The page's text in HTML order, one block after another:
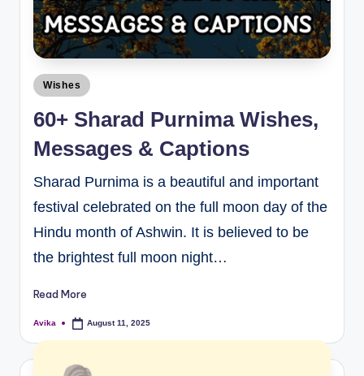
Wishes
60+ Sharad Purnima Wishes,
Messages & Captions
Sharad Purnima is a beautiful and important
festival celebrated on the full moon day of the
Hindu month of Ashwin. It is believed to be
the brightest full moon night…
Read More
Avika August 11, 2025